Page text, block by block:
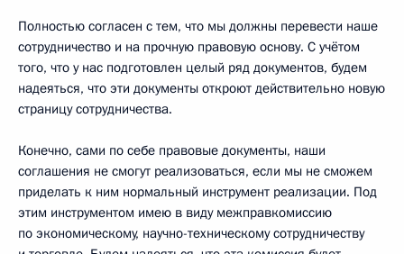
Полностью согласен с тем, что мы должны перевести наше
сотрудничество и на прочную правовую основу. С учётом
того, что у нас подготовлен целый ряд документов, будем
надеяться, что эти документы откроют действительно новую
страницу сотрудничества.
Конечно, сами по себе правовые документы, наши
соглашения не смогут реализоваться, если мы не сможем
приделать к ним нормальный инструмент реализации. Под
этим инструментом имею в виду межправкомиссию
по экономическому, научно-техническому сотрудничеству